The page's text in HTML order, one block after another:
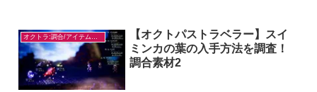
【オクトパストラベラー】スイ
ミンカの葉の入手方法を調査！
調合素材2